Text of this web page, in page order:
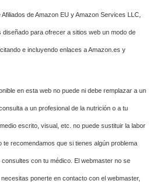
de Amazon EU y Amazon Services LLC,
para ofrecer a sitios web un modo de
e incluyendo enlaces a Amazon.es y
en esta web no puede ni debe remplazar a un
a un profesional de la nutrición o a tu
escrito, visual, etc. no puede sustituir la labor
recomendamos que si tienes algún problema
con tu médico. El webmaster no se
ponerte en contacto con el webmaster,